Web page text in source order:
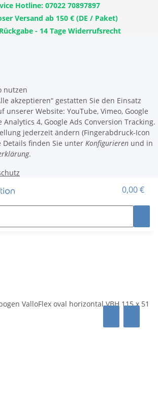
Hotline: 07022 70897897
Versand ab 150 € (DE / Paket)
- 14 Tage Widerrufsrecht
nutzen
akzeptieren“ gestatten Sie den Einsatz
unserer Website: YouTube, Vimeo, Google
Analytics 4, Google Ads Conversion Tracking.
jederzeit ändern (Fingerabdruck-Icon
Details finden Sie unter Konfigurieren und in
.
0,00 €